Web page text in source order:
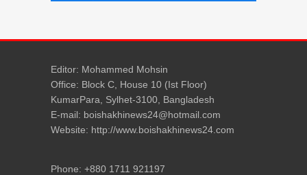
Editor: Mohammed Mohsin
Office: Block C, House 10 (Ist Floor)
KumarPara, Sylhet-3100, Bangladesh
E-mail: boishakhinews24@hotmail.com
Website: http://www.boishakhinews24.com
Phone: +880 1711 921197